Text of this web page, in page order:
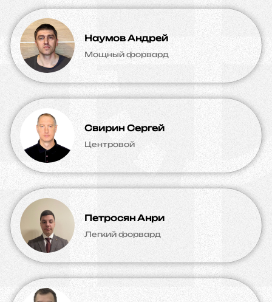
Наумов Андрей
Мощный форвард
Свирин Сергей
Центровой
Петросян Анри
Легкий форвард